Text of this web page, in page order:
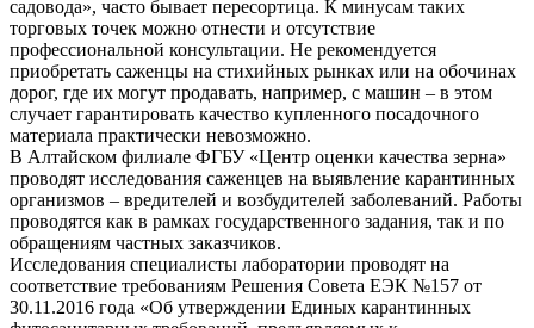
садовода», часто бывает пересортица. К минусам таких
торговых точек можно отнести и отсутствие
профессиональной консультации. Не рекомендуется
приобретать саженцы на стихийных рынках или на обочинах
дорог, где их могут продавать, например, с машин – в этом
случает гарантировать качество купленного посадочного
материала практически невозможно.
В Алтайском филиале ФГБУ «Центр оценки качества зерна»
проводят исследования саженцев на выявление карантинных
организмов – вредителей и возбудителей заболеваний. Работы
проводятся как в рамках государственного задания, так и по
обращениям частных заказчиков.
Исследования специалисты лаборатории проводят на
соответствие требованиям Решения Совета ЕЭК №157 от
30.11.2016 года «Об утверждении Единых карантинных